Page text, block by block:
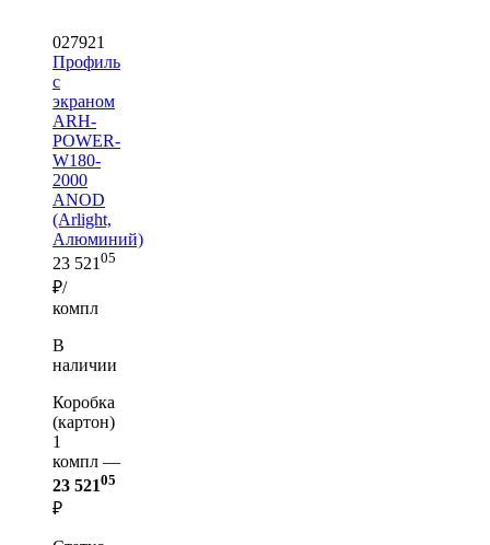
027921
Профиль
с
экраном
ARH-
POWER-
W180-
2000
ANOD
(Arlight,
Алюминий)
23 52105
₽/
компл
В
наличии
Коробка
(картон)
1
компл —
23 52105
₽